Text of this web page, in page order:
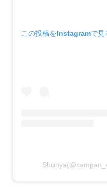
この投稿をInstagramで見